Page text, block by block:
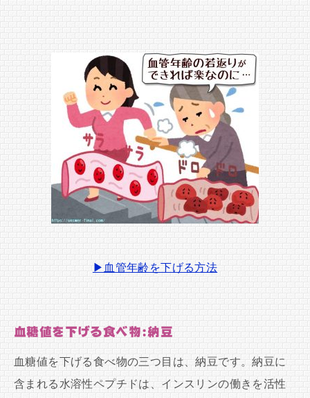
▶血管年齢を下げる方法
血糖値を下げる食べ物:納豆
血糖値を下げる食べ物の三つ目は、納豆です。納豆に
含まれる水溶性ペプチドは、インスリンの働きを活性